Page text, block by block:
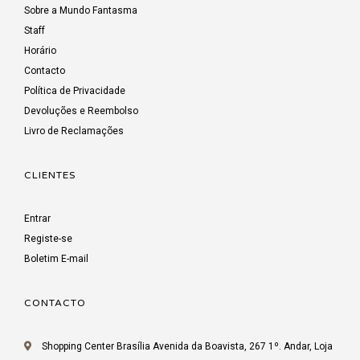
Sobre a Mundo Fantasma
Staff
Horário
Contacto
Política de Privacidade
Devoluções e Reembolso
Livro de Reclamações
CLIENTES
Entrar
Registe-se
Boletim E-mail
CONTACTO
Shopping Center Brasília Avenida da Boavista, 267 1º. Andar, Loja